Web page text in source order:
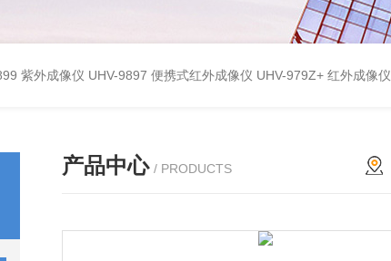
紫外成像仪 UHV-9897 便携式红外成像仪 UHV-979Z+ 红外成像仪
产品中心 / PRODUCTS